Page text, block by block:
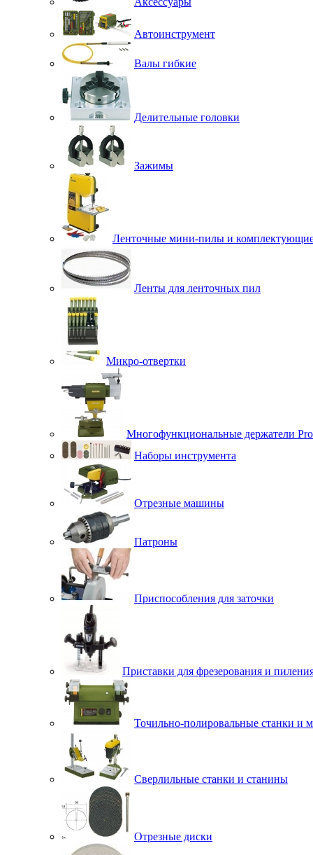
Автоинструмент
Валы гибкие
Делительные головки
Зажимы
Ленточные мини-пилы и
Ленты для ленточных пил
Микро-отвертки
Многофункциональные держатели
Наборы инструмента
Отрезные машины
Патроны
Приспособления для заточки
Приставки для фрезерования и
Точильно-полировальные станки и
Сверлильные станки и станины
Отрезные диски